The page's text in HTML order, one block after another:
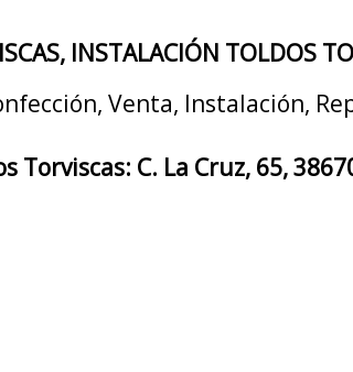
INSTALACIÓN TOLDOS
Venta, Instalación,
Torviscas: C. La Cruz, 65,